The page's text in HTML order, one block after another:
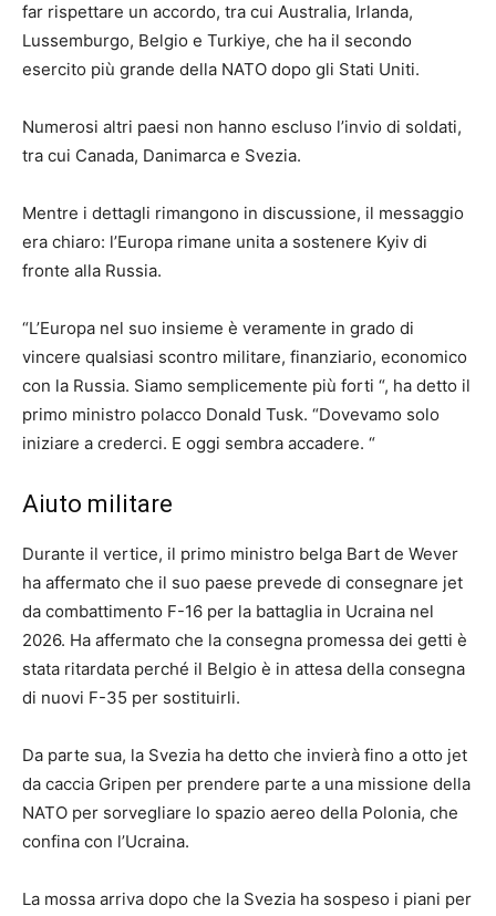
far rispettare un accordo, tra cui Australia, Irlanda,
Lussemburgo, Belgio e Turkiye, che ha il secondo
esercito più grande della NATO dopo gli Stati Uniti.
Numerosi altri paesi non hanno escluso l’invio di soldati,
tra cui Canada, Danimarca e Svezia.
Mentre i dettagli rimangono in discussione, il messaggio
era chiaro: l’Europa rimane unita a sostenere Kyiv di
fronte alla Russia.
“L’Europa nel suo insieme è veramente in grado di
vincere qualsiasi scontro militare, finanziario, economico
con la Russia. Siamo semplicemente più forti “, ha detto il
primo ministro polacco Donald Tusk. “Dovevamo solo
iniziare a crederci. E oggi sembra accadere. “
Aiuto militare
Durante il vertice, il primo ministro belga Bart de Wever
ha affermato che il suo paese prevede di consegnare jet
da combattimento F-16 per la battaglia in Ucraina nel
2026. Ha affermato che la consegna promessa dei getti è
stata ritardata perché il Belgio è in attesa della consegna
di nuovi F-35 per sostituirli.
Da parte sua, la Svezia ha detto che invierà fino a otto jet
da caccia Gripen per prendere parte a una missione della
NATO per sorvegliare lo spazio aereo della Polonia, che
confina con l’Ucraina.
La mossa arriva dopo che la Svezia ha sospeso i piani per